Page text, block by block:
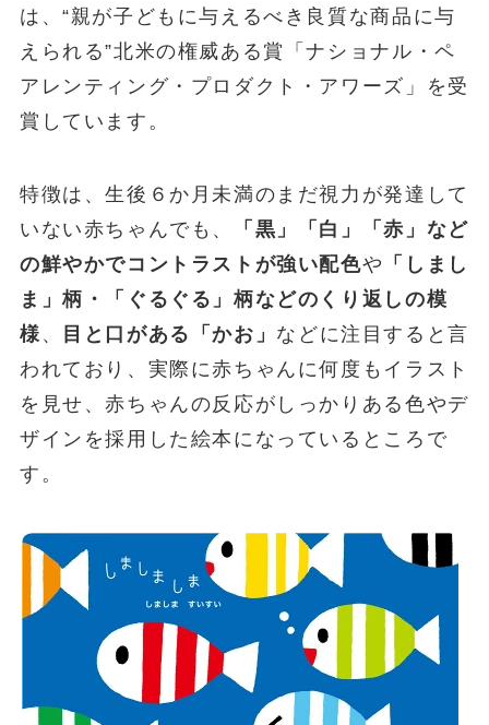
は、“親が子どもに与えるべき良質な商品に与
えられる”北米の権威ある賞「ナショナル・ペ
アレンティング・プロダクト・アワーズ」を受
賞しています。
特徴は、生後６か月未満のまだ視力が発達して
いない赤ちゃんでも、
「黒」「白」「赤」など
の鮮やかでコントラストが強い配色や 「しまし
ま」柄・「ぐるぐる」柄などのくり返しの模
様、 目と口がある「かお」 などに注目すると言
われており、実際に赤ちゃんに何度もイラスト
を見せ、赤ちゃんの反応がしっかりある色やデ
ザインを採用した絵本になっているところで
す。